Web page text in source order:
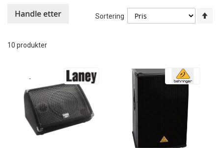
10 produkter
Sortering
Handle etter